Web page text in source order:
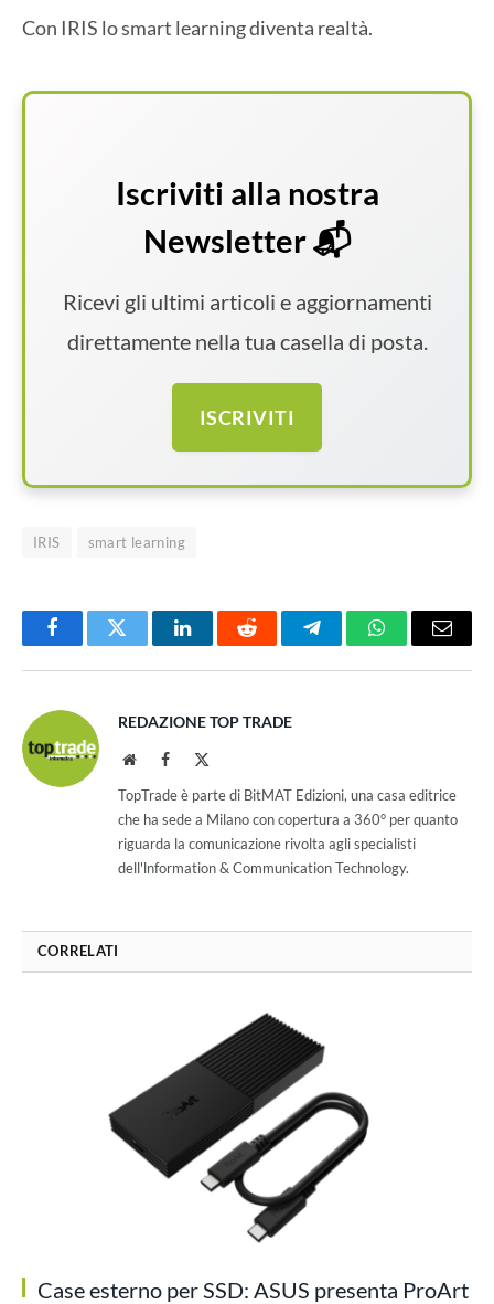
Con IRIS lo smart learning diventa realtà.
Iscriviti alla nostra
Newsletter 📬
Ricevi gli ultimi articoli e aggiornamenti
direttamente nella tua casella di posta.
ISCRIVITI
IRIS smart learning
FacebookTwitter LinkedInReddit TelegramWhatsAppEmail
REDAZIONE TOP TRADE
WebsiteFacebook
TopTrade è parte di BitMAT Edizioni, una casa editrice
che ha sede a Milano con copertura a 360° per quanto
riguarda la comunicazione rivolta agli specialisti
dell'lnformation & Communication Technology.
CORRELATI
Case esterno per SSD: ASUS presenta ProArt